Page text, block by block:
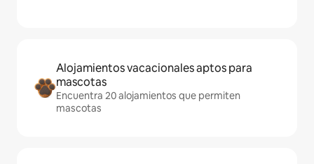
Alojamientos vacacionales aptos para
mascotas
Encuentra 20 alojamientos que permiten
mascotas